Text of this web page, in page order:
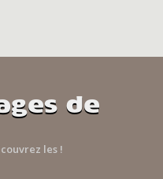
de
les !